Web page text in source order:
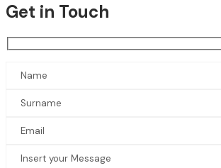
Get in Touch